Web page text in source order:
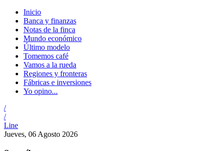
Inicio
Banca y finanzas
Notas de la finca
Mundo económico
Último modelo
Tomemos café
Vamos a la rueda
Regiones y fronteras
Fábricas e inversiones
Yo opino...
/
/
Line
Jueves, 06 Agosto 2026